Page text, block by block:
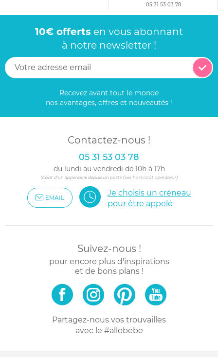
05 31 53 03 78
10€ offerts en vous abonnant
à notre newsletter !
Recevez avant tout le monde
nos avantages, offres et nouveautés !
Contactez-nous !
05 31 53 03 78
du lundi au vendredi de 10h à 17h
(Coût d'un appel local depuis un poste fixe, hors coût opérateur)
EMAIL
Je choisis un créneau
pour être appelé
Suivez-nous !
pour encore plus d'inspirations
et de bons plans !
Partagez-nous vos trouvailles
avec le #allobebe